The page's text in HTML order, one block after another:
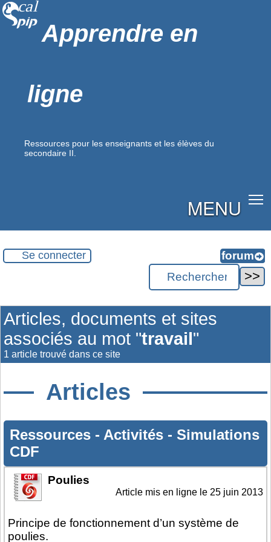
Apprendre en
ligne
Ressources pour les enseignants et les élèves du
secondaire II.
MENU
Se connecter
Articles, documents et sites
associés au mot "travail"
1 article trouvé dans ce site
Articles
Ressources - Activités - Simulations
CDF
Poulies
Principe de fonctionnement d’un système de
poulies.
Article mis en ligne le 25 juin 2013